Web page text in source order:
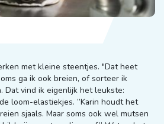
met kleine steentjes. "Dat heet
ga ik ook breien, of sorteer ik
Dat vind ik eigenlijk het leukste:
loom-elastiekjes. ”Karin houdt het
sjaals. Maar soms ook wel mutsen